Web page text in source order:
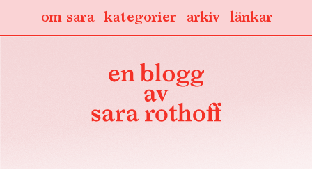
länkar
arkiv
kategorier
om sara